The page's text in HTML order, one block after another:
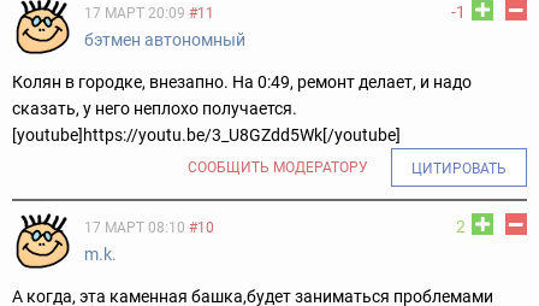
-1
17 МАРТ 20:09 #11
бэтмен автономный
Колян в городке, внезапно. На 0:49, ремонт делает, и надо
сказать, у него неплохо получается.
[youtube]https://youtu.be/3_U8GZdd5Wk[/youtube]
СООБЩИТЬ МОДЕРАТОРУ ЦИТИРОВАТЬ
2
17 МАРТ 08:10 #10
m.k.
А когда, эта каменная башка,будет заниматься проблемами